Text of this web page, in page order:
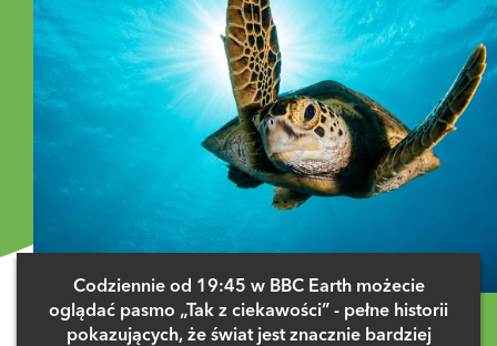
Codziennie od 19:45 w BBC Earth możecie
oglądać pasmo „Tak z ciekawości” - pełne historii
pokazujących, że świat jest znacznie bardziej